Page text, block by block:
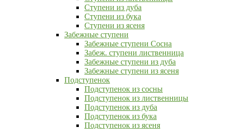
Ступени из дуба
Ступени из бука
Ступени из ясеня
Забежные ступени
Забежные ступени Сосна
Забеж. ступени лиственница
Забежные ступени из дуба
Забежные ступени из ясеня
Подступенок
Подступенок из сосны
Подступенок из лиственницы
Подступенок из дуба
Подступенок из бука
Подступенок из ясеня